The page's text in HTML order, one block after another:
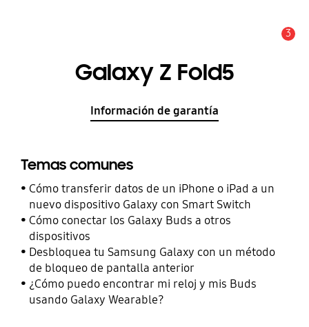
3
Galaxy Z Fold5
Información de garantía
Temas comunes
Cómo transferir datos de un iPhone o iPad a un
nuevo dispositivo Galaxy con Smart Switch
Cómo conectar los Galaxy Buds a otros
dispositivos
Desbloquea tu Samsung Galaxy con un método
de bloqueo de pantalla anterior
¿Cómo puedo encontrar mi reloj y mis Buds
usando Galaxy Wearable?